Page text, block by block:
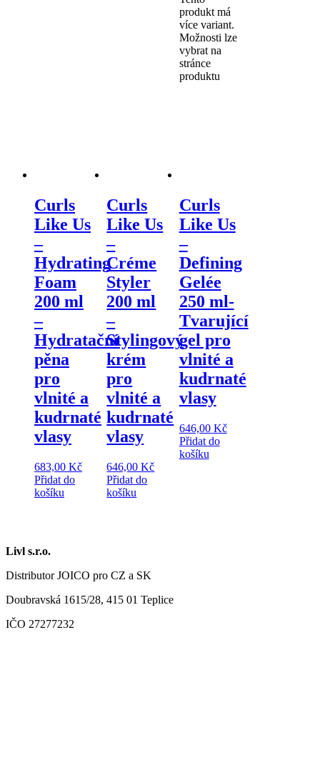
produkt má
více variant.
Možnosti lze
vybrat na
stránce
produktu
Curls
Like Us
–
Hydrating
Foam
200 ml
–
Hydratační
pěna
pro
vlnité a
kudrnaté
vlasy
683,00 Kč
Přidat do
košíku
Curls
Like Us
–
Créme
Styler
200 ml
–
Stylingový
krém
pro
vlnité a
kudrnaté
vlasy
646,00Kč
Přidat do
košíku
Curls
Like Us
–
Defining
Gelée
250 ml-
Tvarující
gel pro
vlnité a
kudrnaté
vlasy
646,00 Kč
Přidat do
košíku
Livl s.r.o.
Distributor JOICO pro CZ a SK
Doubravská 1615/28, 415 01 Teplice
IČO 27277232